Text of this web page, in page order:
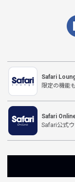
Safari
限定の機能
Safari
Safari公式